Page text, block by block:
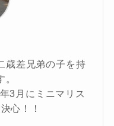
歳差兄弟の子を持
3月にミニマリス
心！！